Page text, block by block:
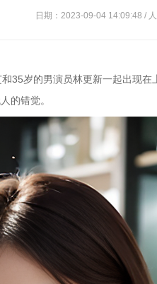
日期：2023-09-04 14:09:48 /
35岁的男演员林更新一起出现
的错觉。